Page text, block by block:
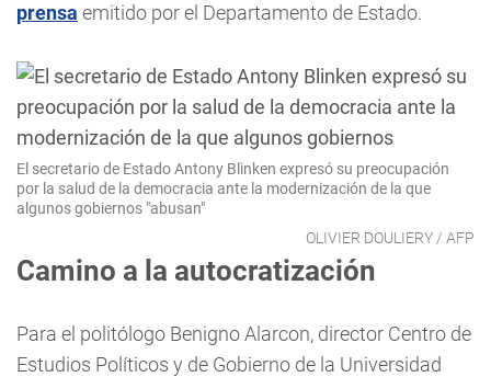
prensa emitido por el Departamento de Estado.
El secretario de Estado Antony Blinken expresó su preocupación
por la salud de la democracia ante la modernización de la que
algunos gobiernos "abusan"
OLIVIER DOULIERY / AFP
Camino a la autocratización
Para el politólogo Benigno Alarcon, director Centro de
Estudios Políticos y de Gobierno de la Universidad